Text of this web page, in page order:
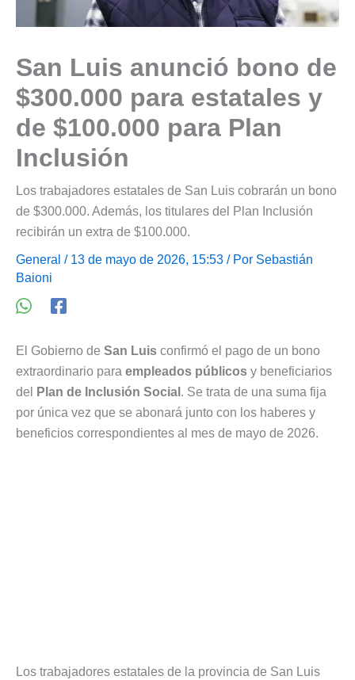
San Luis anunció bono de
$300.000 para estatales y
de $100.000 para Plan
Inclusión
Los trabajadores estatales de San Luis cobrarán un bono
de $300.000. Además, los titulares del Plan Inclusión
recibirán un extra de $100.000.
General / 13 de mayo de 2026, 15:53 / Por Sebastián
Baioni
El Gobierno de San Luis confirmó el pago de un bono
extraordinario para empleados públicos y beneficiarios
del
Plan de Inclusión Social . Se trata de una suma fija
por única vez que se abonará junto con los haberes y
beneficios correspondientes al mes de mayo de 2026.
Los trabajadores estatales de la provincia de San Luis